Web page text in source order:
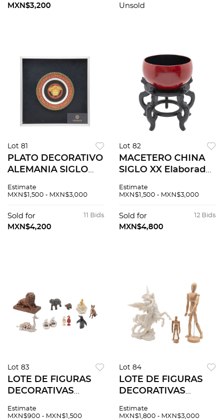
x 58 cm imagen / 54
MXN$3,200
Selladas Royal
Unsold
Lot 81
PLATO DECORATIVO
ALEMANIA SIGLO
Versace Elaborado
policromada Sellado
Rosenthal Modelo
Estimate
MXN$1,500 - MXN$3,000
11 Bids
Sold for
MXN$4,200
Lot 82
MACETERO CHINA
SIGLO XX Elaborado
en color rojo Interior
esférico
Estimate
MXN$1,500 - MXN$3,000
12 Bids
Sold for
MXN$4,800
Lot 83
LOTE DE FIGURAS
DECORATIVAS
en diversos
Estimate
MXN$900 - MXN$1,500
Lot 84
LOTE DE FIGURAS
DECORATIVAS
resina; modelos
Estimate
MXN$1,800 - MXN$3,000